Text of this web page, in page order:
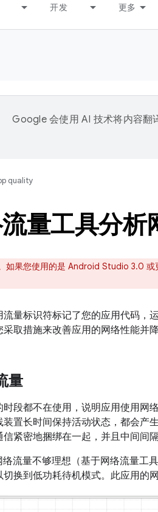
开发 更多
Google 会使用 AI 技术将内容翻
quality
量工具分析
如果您使用的是 Android Studio 3.0 或
流量标识符标记了您的应用代码，
取措施来改善应用的网络性能并降
量
段都不在使用，说明应用使用网
置长时间保持活动状态，都会产
紧密地捆绑在一起，并且中间间
络流量不够理想（基于网络流量
换到低功耗待机模式。此应用的